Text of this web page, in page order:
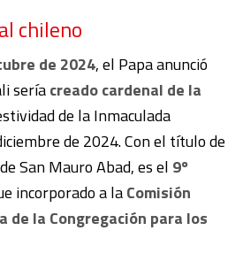
chileno
de 2024, el Papa anunció
seríacreado cardenal de la
de la Inmaculada
de 2024. Con el título de
San Mauro Abad, es el 9º
incorporado a laComisión
de la Congregación para los